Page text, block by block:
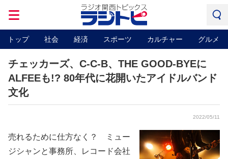
トップ 社会 経済 スポーツ カルチャー グルメ
チェッカーズ、C-C-B、THE GOOD-BYEに
ALFEEも!? 80年代に花開いたアイドルバンド
文化
2022/05/11
売れるために仕方なく？ ミュー
ジシャンと事務所、レコード会社